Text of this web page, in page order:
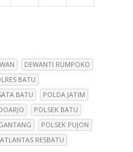
DEWANTI RUMPOKO
BATU
BATU
POLDA JATIM
POLSEK BATU
POLSEK PUJON
RESBATU